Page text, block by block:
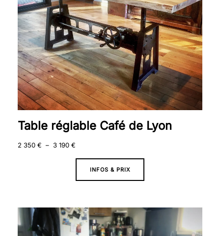
Table réglable Café de Lyon
2 350 € – 3 190 €
INFOS & PRIX
Plage
de
prix :